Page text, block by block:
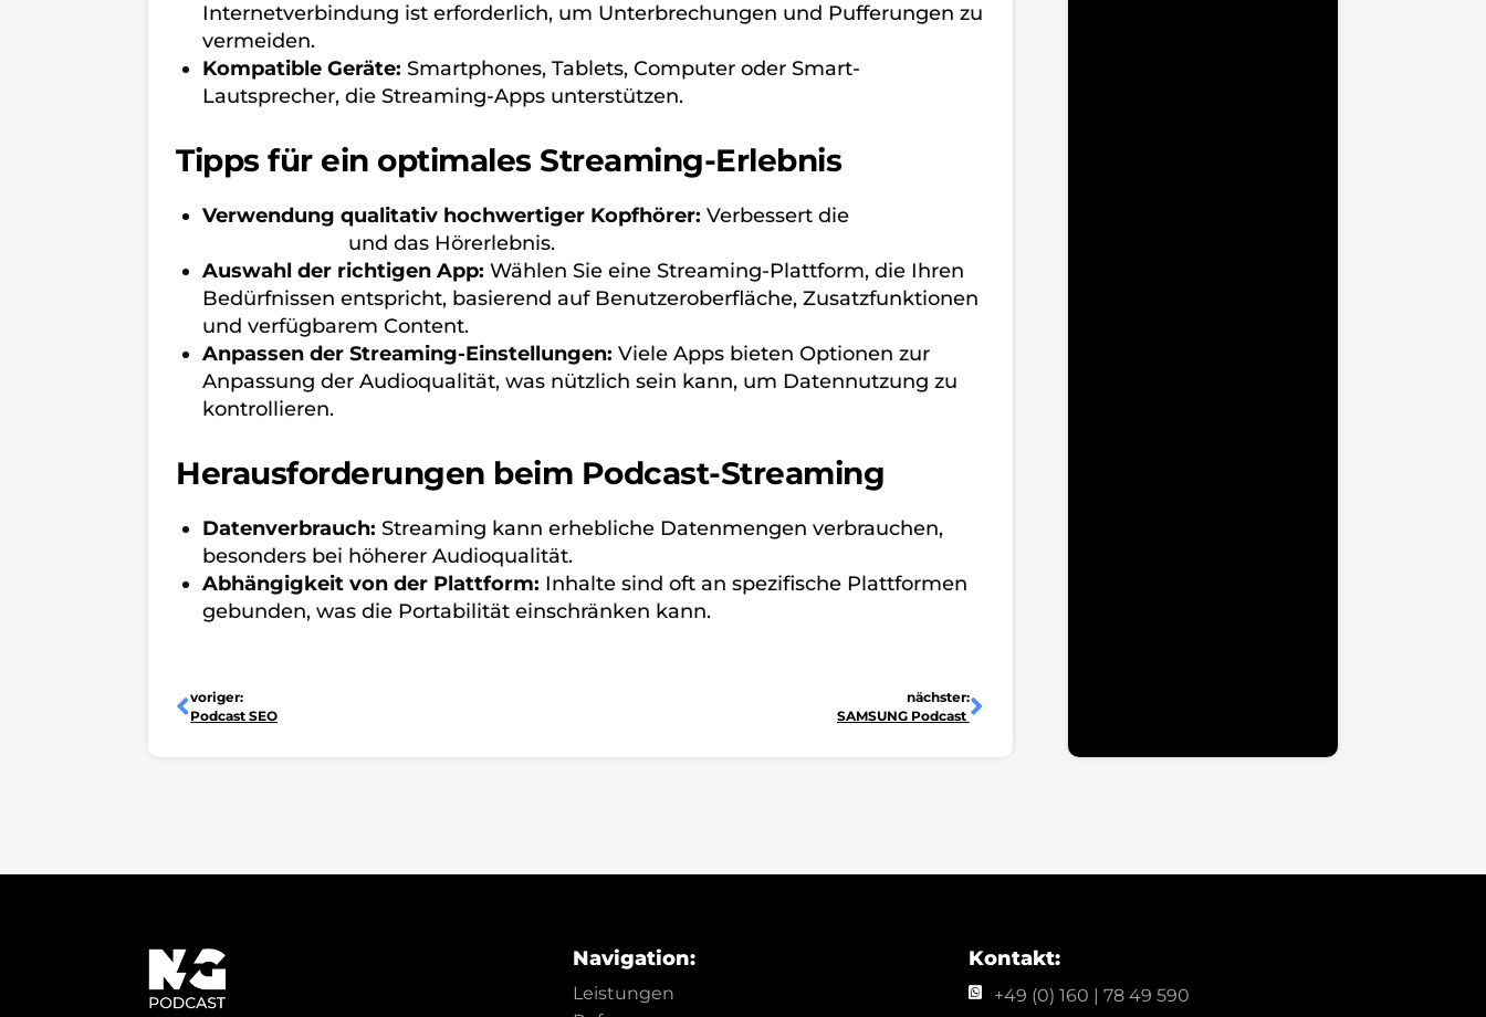
Internetverbindung ist erforderlich, um Unterbrechungen und Pufferungen zu
vermeiden.
Kompatible Geräte: Smartphones, Tablets, Computer oder Smart-
Lautsprecher, die Streaming-Apps unterstützen.
Tipps für ein optimales Streaming-Erlebnis
Verwendung qualitativ hochwertiger Kopfhörer: Verbessert die
und das Hörerlebnis.
Auswahl der richtigen App: Wählen Sie eine Streaming-Plattform, die Ihren
Bedürfnissen entspricht, basierend auf Benutzeroberfläche, Zusatzfunktionen
und verfügbarem Content.
Anpassen der Streaming-Einstellungen: Viele Apps bieten Optionen zur
Anpassung der Audioqualität, was nützlich sein kann, um Datennutzung zu
kontrollieren.
Herausforderungen beim Podcast-Streaming
Datenverbrauch: Streaming kann erhebliche Datenmengen verbrauchen,
besonders bei höherer Audioqualität.
Abhängigkeit von der Plattform: Inhalte sind oft an spezifische Plattformen
gebunden, was die Portabilität einschränken kann.
Zurück
voriger:
Podcast SEO
nächster:
SAMSUNG Podcast
Nächster
Navigation:
Leistungen
Kontakt:
+49 (0) 160 | 78 49 590